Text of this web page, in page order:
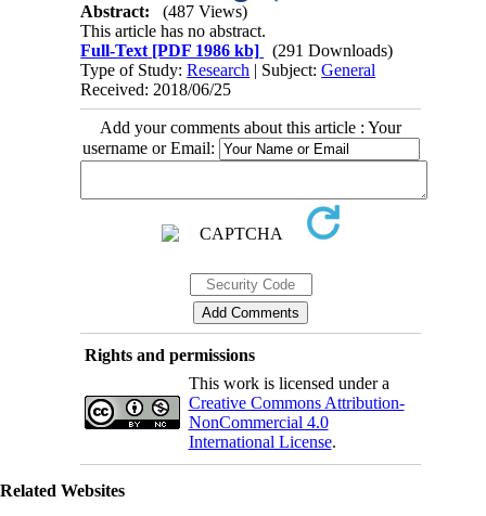
Abstract:
(487 Views)
This article has no abstract.
Full-Text [PDF 1986 kb]
(291 Downloads)
Type of Study:Research | Subject:General
Received: 2018/06/25
Add your comments about this article : Your
username or Email:
Rights and permissions
This work is licensed under a
Creative Commons Attribution-
NonCommercial 4.0
International License.
Related Websites